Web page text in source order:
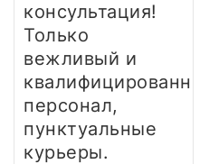
консультация!
Только
вежливый и
квалифицированный
персонал,
пунктуальные
курьеры.